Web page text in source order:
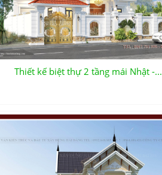
Thiết kế biệt thự 2 tầng mái Nhật -...